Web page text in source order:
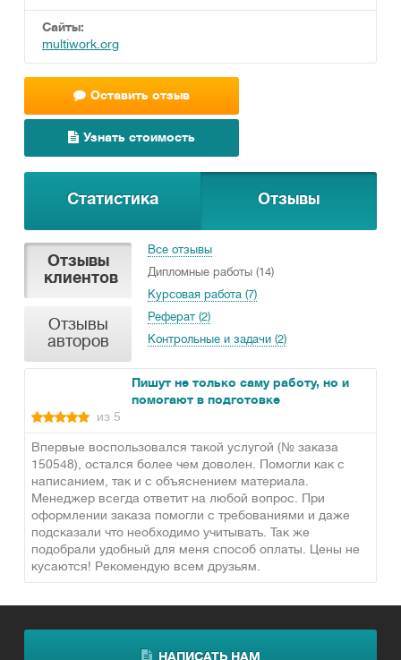
Сайты:
multiwork.org
Оставить отзыв
Узнать стоимость
Статистика Отзывы
Отзывы
клиентов
Отзывы
авторов
Все отзывы
Дипломные работы (14)
Курсовая работа (7)
Реферат (2)
Контрольные и задачи (2)
Пишут не только саму работу, но и
помогают в подготовке
из 5
Впервые воспользовался такой услугой (№ заказа
150548), остался более чем доволен. Помогли как с
написанием, так и с объяснением материала.
Менеджер всегда ответит на любой вопрос. При
оформлении заказа помогли с требованиями и даже
подсказали что необходимо учитывать. Так же
подобрали удобный для меня способ оплаты. Цены не
кусаются! Рекомендую всем друзьям.